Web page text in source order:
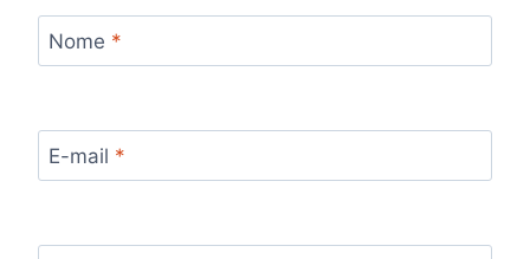
Nome *
E-mail *